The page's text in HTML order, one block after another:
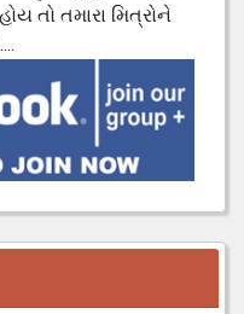
તો તમારા મિત્રોને